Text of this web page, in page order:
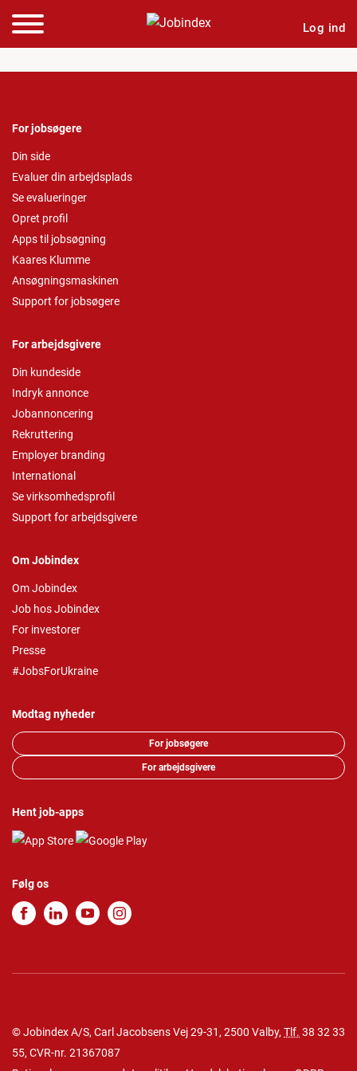
Log ind
For jobsøgere
Din side
Evaluer din arbejdsplads
Se evalueringer
Opret profil
Apps til jobsøgning
Kaares Klumme
Ansøgningsmaskinen
Support for jobsøgere
For arbejdsgivere
Din kundeside
Indryk annonce
Jobannoncering
Rekruttering
Employer branding
International
Se virksomhedsprofil
Support for arbejdsgivere
Om Jobindex
Om Jobindex
Job hos Jobindex
For investorer
Presse
#JobsForUkraine
Modtag nyheder
For jobsøgere
For arbejdsgivere
Hent job-apps
Følg os
© Jobindex A/S, Carl Jacobsens Vej 29-31, 2500 Valby, Tlf. 38 32 33
55, CVR-nr. 21367087